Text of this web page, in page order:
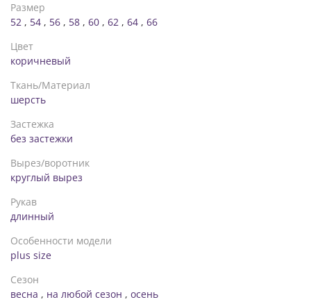
64-66: ОГ 142 ОТ 140 ОБ 144
Размер
52 , 54 , 56 , 58 , 60 , 62 , 64 , 66
Цвет
коричневый
Ткань/Материал
шерсть
Застежка
без застежки
Вырез/воротник
круглый вырез
Рукав
длинный
Особенности модели
plus size
Сезон
весна , на любой сезон , осень